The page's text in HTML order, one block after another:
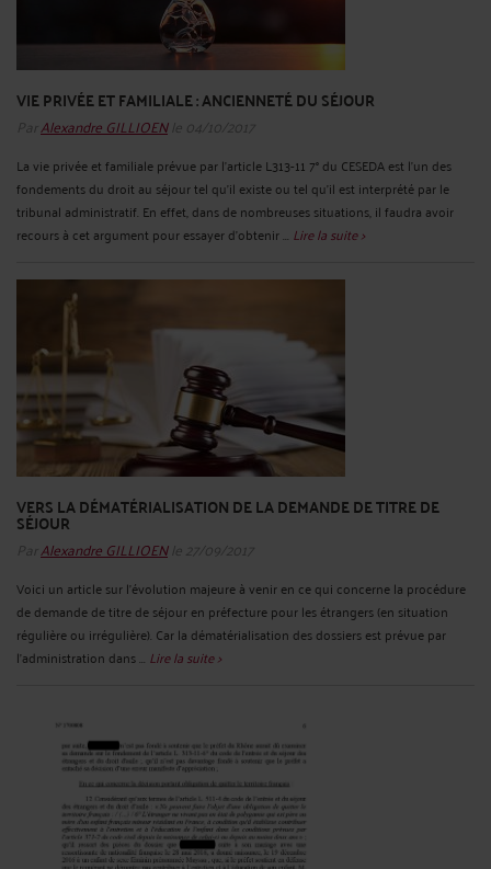
VIE PRIVÉE ET FAMILIALE : ANCIENNETÉ DU SÉJOUR
ParAlexandre GILLIOENle 04/10/2017
La vie privée et familiale prévue par l’article L313-11 7° du CESEDA est l’un des
fondements du droit au séjour tel qu’il existe ou tel qu’il est interprété par le
tribunal administratif. En effet, dans de nombreuses situations, il faudra avoir
recours à cet argument pour essayer d’obtenir ... Lire la suite >
VERS LA DÉMATÉRIALISATION DE LA DEMANDE DE TITRE DE
SÉJOUR
ParAlexandre GILLIOENle 27/09/2017
Voici un article sur l’évolution majeure à venir en ce qui concerne la procédure
de demande de titre de séjour en préfecture pour les étrangers (en situation
régulière ou irrégulière). Car la dématérialisation des dossiers est prévue par
l’administration dans ... Lire la suite >